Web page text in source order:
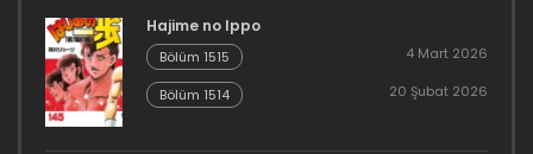
Hajime no Ippo
Bölüm 1515 4 Mart 2026
Bölüm 1514 20 Şubat 2026